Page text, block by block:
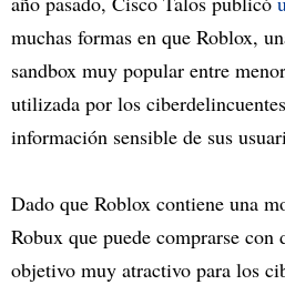
muchas formas en que Roblox,
sandbox muy popular entre
utilizada por los
información sensible de sus
Dado que Roblox contiene una
Robux que puede comprarse con
objetivo muy atractivo para los